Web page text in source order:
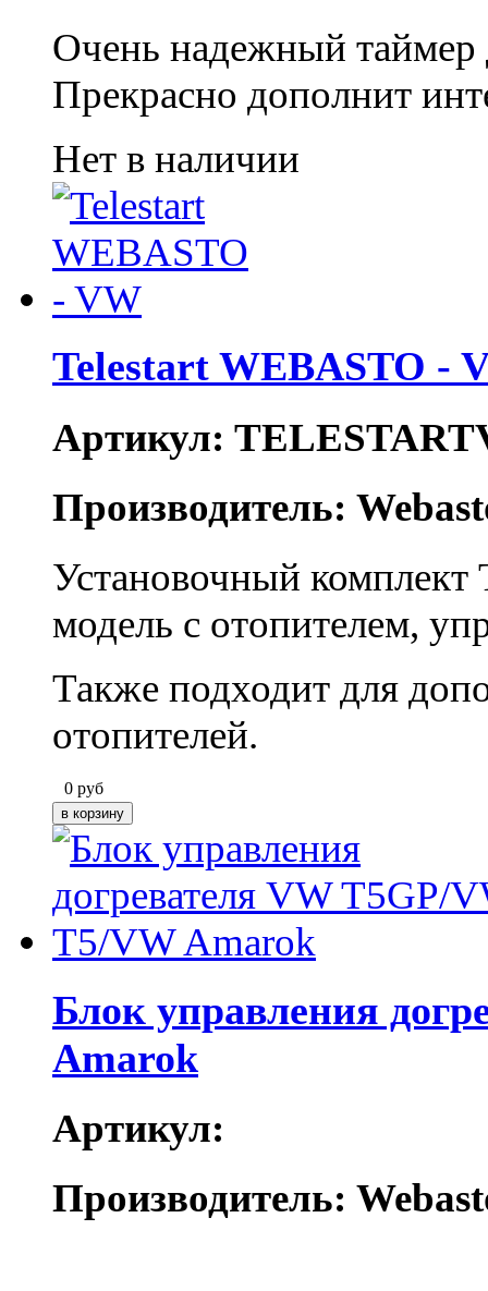
Очень надежный таймер
Прекрасно дополнит
Нет в наличии
Telestart WEBASTO -
Артикул:
Производитель:
Установочный
модель с отопителем,
Также подходит для
отопителей.
0 руб
Блок управления
Amarok
Артикул:
Производитель: